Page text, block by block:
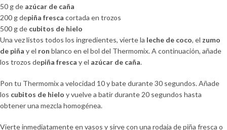
50 g de azúcar de caña
200 g depiña fresca cortada en trozos
500 g de cubitos de hielo
Una vez listos todos los ingredientes, vierte la leche de coco, el zumo
de piña y el ron blanco en el bol del Thermomix. A continuación, añade
los trozos depiña fresca y el azúcar de caña.
Pon tu Thermomix a velocidad 10 y bate durante 30 segundos. Añade
los cubitos de hielo y vuelve a batir durante 20 segundos hasta
obtener una mezcla homogénea.
Vierte inmediatamente en vasos y sirve con una rodaja de piña fresca o